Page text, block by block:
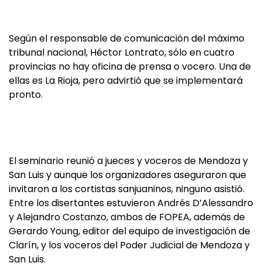
Según el responsable de comunicación del máximo
tribunal nacional, Héctor Lontrato, sólo en cuatro
provincias no hay oficina de prensa o vocero. Una de
ellas es La Rioja, pero advirtió que se implementará
pronto.
El seminario reunió a jueces y voceros de Mendoza y
San Luis y aunque los organizadores aseguraron que
invitaron a los cortistas sanjuaninos, ninguno asistió.
Entre los disertantes estuvieron Andrés D’Alessandro
y Alejandro Costanzo, ambos de FOPEA, además de
Gerardo Young, editor del equipo de investigación de
Clarín, y los voceros del Poder Judicial de Mendoza y
San Luis.